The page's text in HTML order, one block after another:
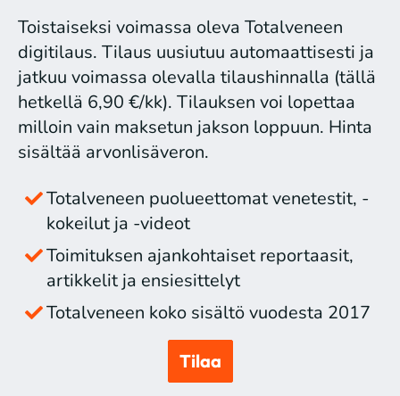
Toistaiseksi voimassa oleva Totalveneen
digitilaus. Tilaus uusiutuu automaattisesti ja
jatkuu voimassa olevalla tilaushinnalla (tällä
hetkellä 6,90 €/kk). Tilauksen voi lopettaa
milloin vain maksetun jakson loppuun. Hinta
sisältää arvonlisäveron.
Totalveneen puolueettomat venetestit, -
kokeilut ja -videot
Toimituksen ajankohtaiset reportaasit,
artikkelit ja ensiesittelyt
Totalveneen koko sisältö vuodesta 2017
Tilaa